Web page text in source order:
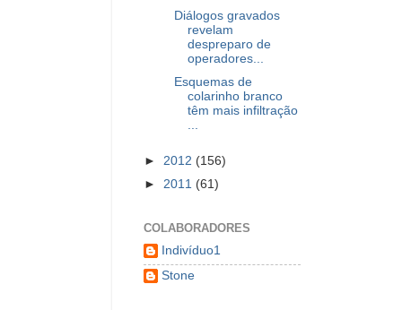
Diálogos gravados
revelam
despreparo de
operadores...
Esquemas de
colarinho branco
têm mais infiltração
...
► 2012 (156)
► 2011 (61)
COLABORADORES
Indivíduo1
Stone